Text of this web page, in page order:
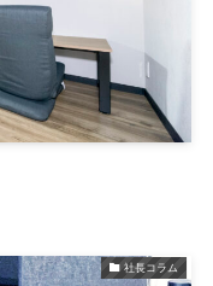
社長コラム